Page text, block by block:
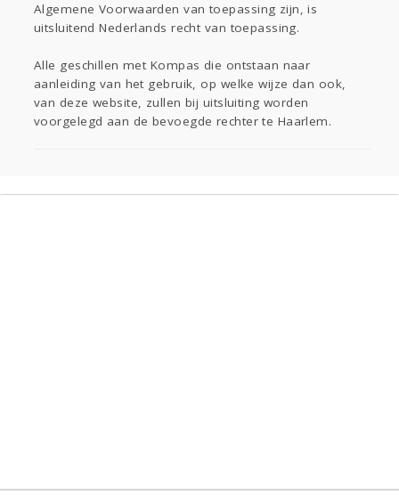
Algemene Voorwaarden van toepassing zijn, is
uitsluitend Nederlands recht van toepassing.
Alle geschillen met Kompas die ontstaan naar
aanleiding van het gebruik, op welke wijze dan ook,
van deze website, zullen bij uitsluiting worden
voorgelegd aan de bevoegde rechter te Haarlem.